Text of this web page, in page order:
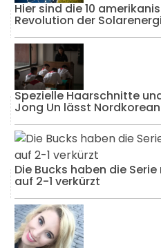
Hier sind die 10
Revolution der
Spezielle Haarschnitte
Jong Un lässt
Die Bucks haben die
auf 2-1 verkürzt